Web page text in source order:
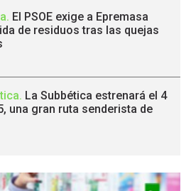
. El PSOE exige a Epremasa
de residuos tras las quejas
. La Subbética estrenará el 4
una gran ruta senderista de